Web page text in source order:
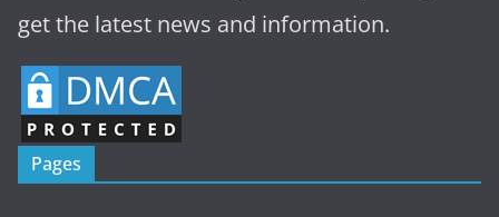
get the latest news and information.
Pages